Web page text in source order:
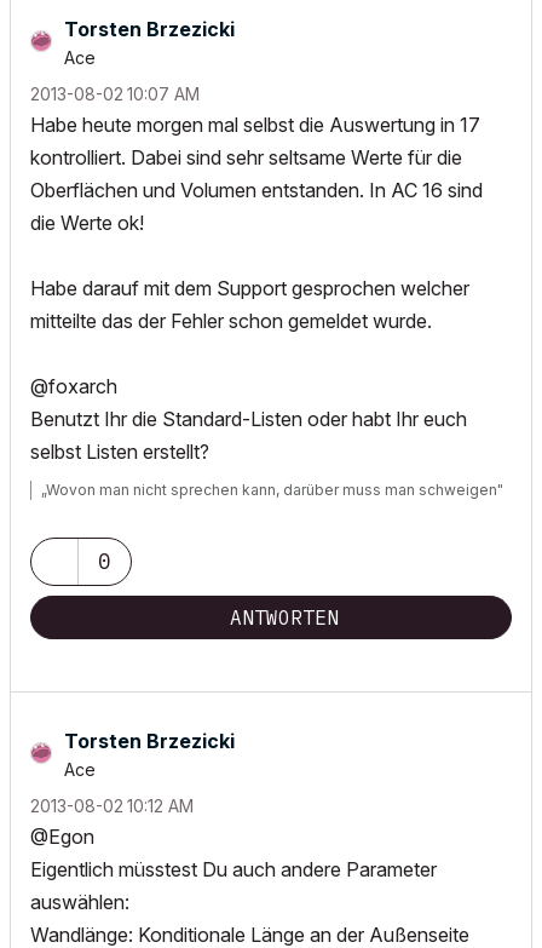
Torsten Brzezicki
Ace
‎2013-08-02 10:07 AM
Habe heute morgen mal selbst die Auswertung in 17
kontrolliert. Dabei sind sehr seltsame Werte für die
Oberflächen und Volumen entstanden. In AC 16 sind
die Werte ok!
Habe darauf mit dem Support gesprochen welcher
mitteilte das der Fehler schon gemeldet wurde.
@foxarch
Benutzt Ihr die Standard-Listen oder habt Ihr euch
selbst Listen erstellt?
„Wovon man nicht sprechen kann, darüber muss man schweigen"
0
ANTWORTEN
Torsten Brzezicki
Ace
‎2013-08-02 10:12 AM
@Egon
Eigentlich müsstest Du auch andere Parameter
auswählen:
Wandlänge: Konditionale Länge an der Außenseite